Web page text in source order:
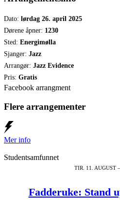
Dato: lørdag 26. april 2025
Dørene åpner: 1230
Sted: Energimølla
Sjanger: Jazz
Arrangør: Jazz Evidence
Pris: Gratis
Facebook arrangment
Flere arrangementer
Mer info
Studentsamfunnet
TIR. 11. AUGUST
Fadderuke: Stand